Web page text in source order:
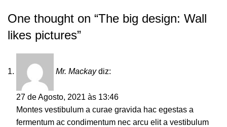
One thought on “The big design: Wall
likes pictures”
Mr. Mackay diz:
27 de Agosto, 2021 às 13:46
Montes vestibulum a curae gravida hac egestas a
fermentum ac condimentum nec arcu elit a vestibulum